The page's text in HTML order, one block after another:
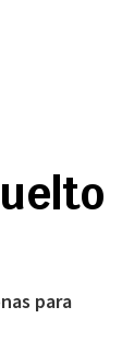
para